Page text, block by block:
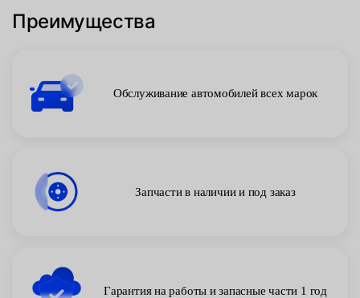
Преимущества
Обслуживание автомобилей всех марок
Запчасти в наличии и под заказ
Гарантия на работы и запасные части 1 год